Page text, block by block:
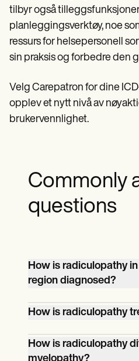
tilbyr også
planleggingsverktøy, noe
ressurs for helsepersonell
sin praksis og forbedre den
Velg Carepatron for dine
opplev et nytt nivå av
brukervennlighet.
Commonly
questions
How is radiculopathy
region diagnosed?
It can be diagnosed
and imaging tests (CT
How is radiculopathy
Conservative treatment
How is radiculopathy
myelopathy?